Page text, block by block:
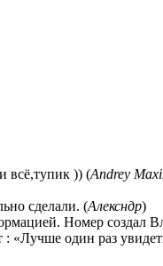
всё,тупик )) (Andrey
сделали. (Алексндр)
Номер создал
«Лучше один раз